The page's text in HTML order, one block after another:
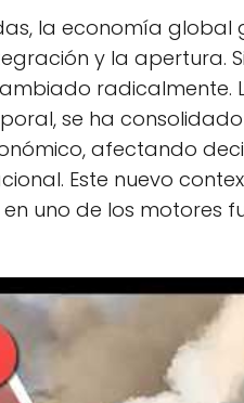
la economía global
y la apertura.
radicalmente.
se ha
afectando
Este nuevo
uno de los motores